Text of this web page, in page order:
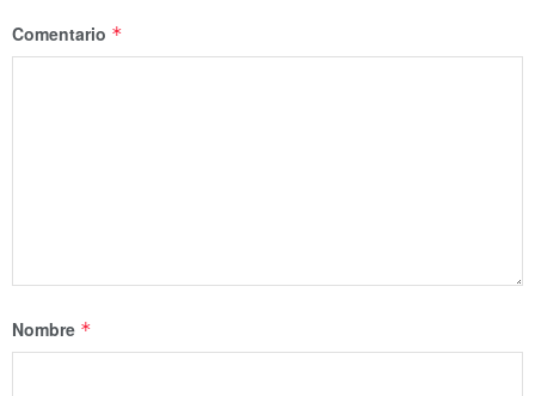
Comentario *
Nombre *